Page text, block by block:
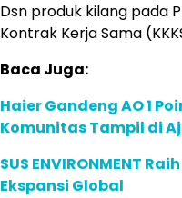
Dsn produk kilang pada
Kontrak Kerja Sama
Baca Juga:
Haier Gandeng AO 1
Komunitas Tampil di
SUS ENVIRONMENT
Ekspansi Global